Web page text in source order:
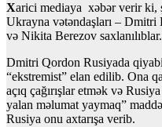
Xarici mediaya xəbər verir ki,
Ukrayna vətəndaşları –
və Nikita Berezov saxlanılıblar.
Dmitri Qordon Rusiyada
“ekstremist” elan edilib. Ona
açıq çağırışlar etmək və
yalan məlumat yaymaq”
Rusiya onu axtarışa verib.